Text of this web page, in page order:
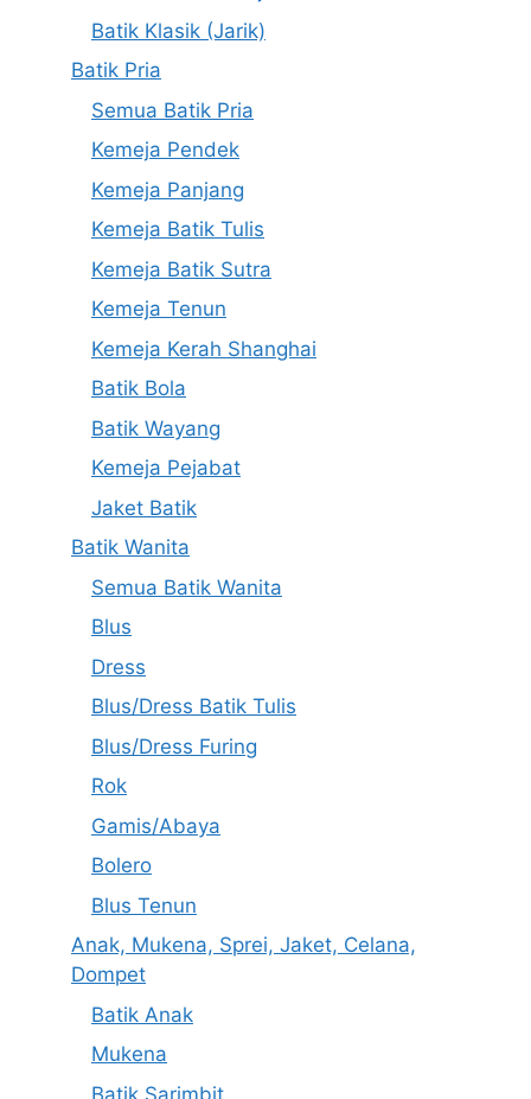
Batik Klasik (Jarik)
Batik Pria
Semua Batik Pria
Kemeja Pendek
Kemeja Panjang
Kemeja Batik Tulis
Kemeja Batik Sutra
Kemeja Tenun
Kemeja Kerah Shanghai
Batik Bola
Batik Wayang
Kemeja Pejabat
Jaket Batik
Batik Wanita
Semua Batik Wanita
Blus
Dress
Blus/Dress Batik Tulis
Blus/Dress Furing
Rok
Gamis/Abaya
Bolero
Blus Tenun
Anak, Mukena, Sprei, Jaket, Celana,
Dompet
Batik Anak
Mukena
Batik Sarimbit